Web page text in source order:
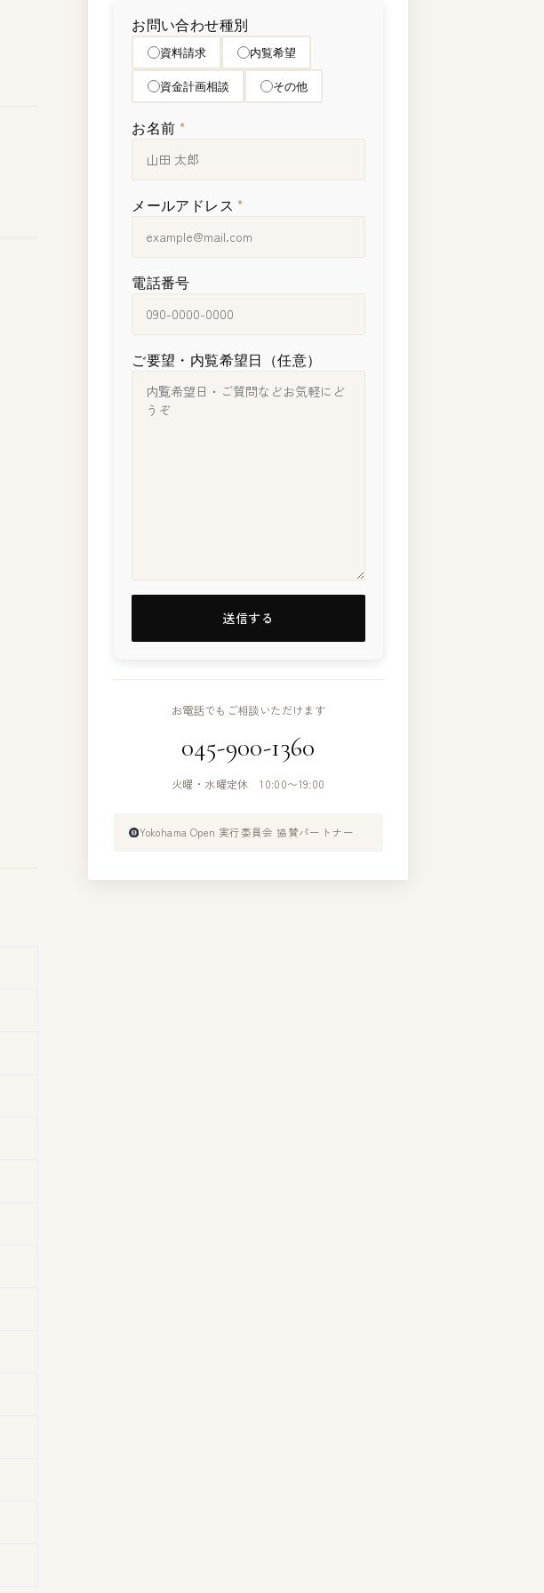
お問い合わせ種別
資料請求
内覧希望
資金計画相談
その他
お名前 *
メールアドレス *
電話番号
ご要望・内覧希望日（任意）
お電話でもご相談いただけます
045-900-1360
火曜・水曜定休 10:00〜19:00
Yokohama Open 実行委員会 協賛パートナー